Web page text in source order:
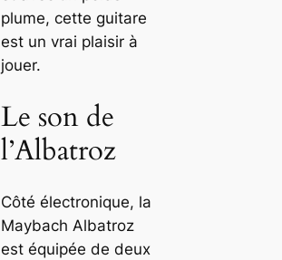
plume, cette guitare
est un vrai plaisir à
jouer.
Le son de
l’Albatroz
Côté électronique, la
Maybach Albatroz
est équipée de deux